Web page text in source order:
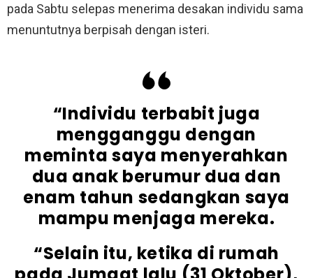
pada Sabtu selepas menerima desakan individu sama
menuntutnya berpisah dengan isteri.
“Individu terbabit juga
mengganggu dengan
meminta saya menyerahkan
dua anak berumur dua dan
enam tahun sedangkan saya
mampu menjaga mereka.
“Selain itu, ketika di rumah